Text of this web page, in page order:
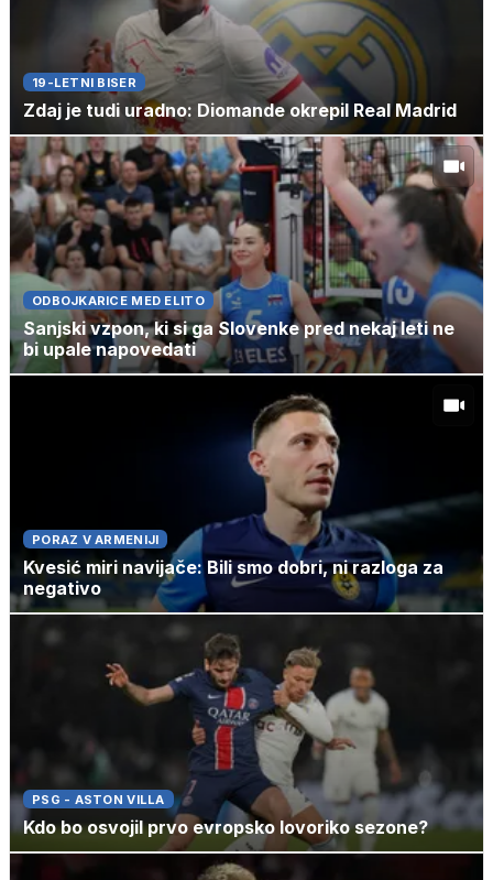
19-LETNI BISER
Zdaj je tudi uradno: Diomande okrepil Real Madrid
ODBOJKARICE MED ELITO
Sanjski vzpon, ki si ga Slovenke pred nekaj leti ne
bi upale napovedati
PORAZ V ARMENIJI
Kvesić miri navijače: Bili smo dobri, ni razloga za
negativo
PSG - ASTON VILLA
Kdo bo osvojil prvo evropsko lovoriko sezone?